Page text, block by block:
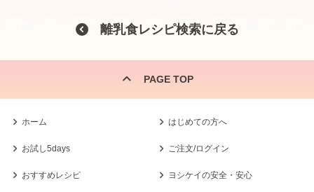
離乳食レシピ検索に戻る
PAGE TOP
ホーム はじめての方へ
お試し5days ご注文/ログイン
おすすめレシピ ヨシケイの安全・安心